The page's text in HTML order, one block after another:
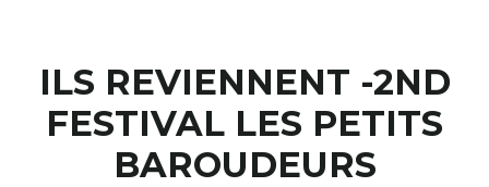
MAGAZINES
NOS THÈMES
ILS REVIENNENT -2ND
FESTIVAL LES PETITS
BAROUDEURS